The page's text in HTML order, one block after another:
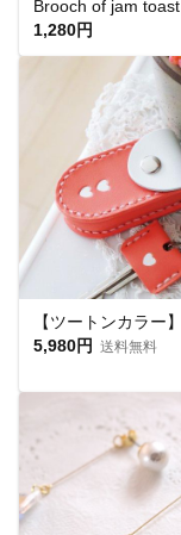
1,280円
5,980円 送料無料